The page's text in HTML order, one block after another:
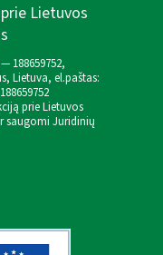
Lietuvos
188659752,
Lietuva, el.paštas:
prie Lietuvos
saugomi Juridinių